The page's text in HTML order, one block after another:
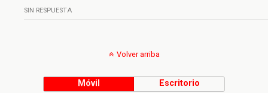
SIN RESPUESTA
Volver arriba
Móvil Escritorio